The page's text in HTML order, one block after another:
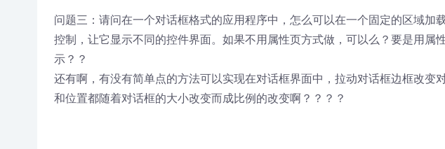
问题三：请问在一个对话框格式的应用程序中，怎么可以在一个固定的区域加
控制，让它显示不同的控件界面。如果不用属性页方式做，可以么？要是用属
示？？
还有啊，有没有简单点的方法可以实现在对话框界面中，拉动对话框边框改变
和位置都随着对话框的大小改变而成比例的改变啊？？？？